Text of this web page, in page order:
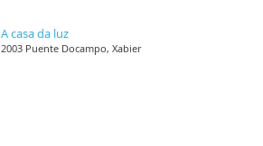
A casa da luz
2003 Puente Docampo, Xabier